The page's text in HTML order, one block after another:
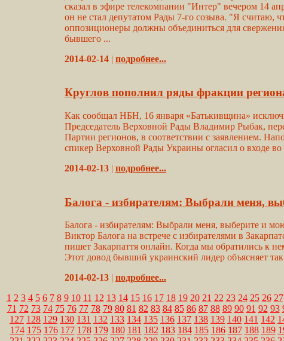
сказал в эфире телекомпании "Интер" вечером 14
он не стал депутатом Рады 7-го созыва. "Я считаю,
оппозиционеры должны объединиться для
бывшего ...
2014-02-14 | подробнее...
Круглов пополнил ряды фракции
Как сообщал НБН, 16 января «Батькивщина»
Председатель Верховной Рады Владимир Рыбак,
Партии регионов, в соответствии с заявлением.
спикер Верховной Рады Украины огласил о входе
2014-02-13 | подробнее...
Балога - избирателям: Выбрали меня,
Балога - избирателям: Выбрали меня, выберите и
Виктор Балога на встрече с избирателями в
пишет Закарпаття онлайн. Когда мы обратились к
Этот довод бывший украинский лидер объясняет
2014-02-13 | подробнее...
1 2 3 4 5 6 7 8 9 10 11 12 13 14 15 16 17 18 19 20 21 22 23 24 25 26 27
71 72 73 74 75 76 77 78 79 80 81 82 83 84 85 86 87 88 89 90 91 92 93
127 128 129 130 131 132 133 134 135 136 137 138 139 140 141 142
174 175 176 177 178 179 180 181 182 183 184 185 186 187 188 189